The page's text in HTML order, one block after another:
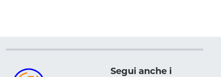
Segui anche i